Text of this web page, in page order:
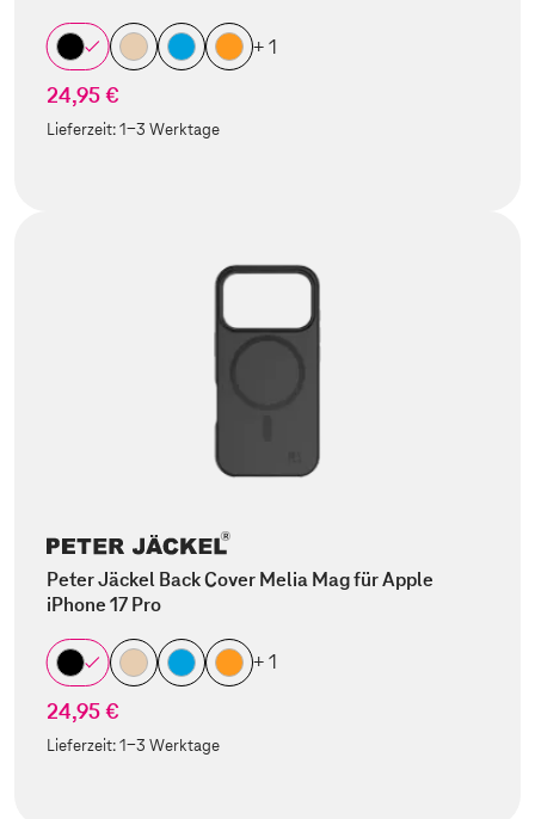
+ 1
24,95 €
Lieferzeit:1-3 Werktage
Peter Jäckel Back Cover Melia Mag für Apple
iPhone 17 Pro
+ 1
24,95 €
Lieferzeit:1-3 Werktage